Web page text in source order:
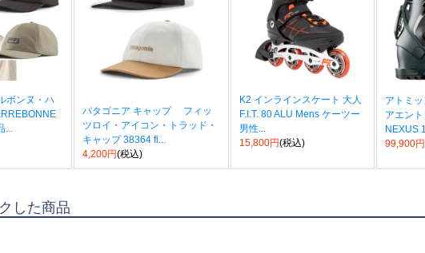
ボンヌ・ハ
パタゴニア キャップ フィッ
ツロイ・アイコン・トラッド・
キャップ 38364 fi...
4,200円(税込)
K2 インラインスケート 大人
F.I.T. 80 ALU Mens ケーツー
男性...
15,800円(税込)
アトミ
アエン
NEXUS
99,900円
した商品